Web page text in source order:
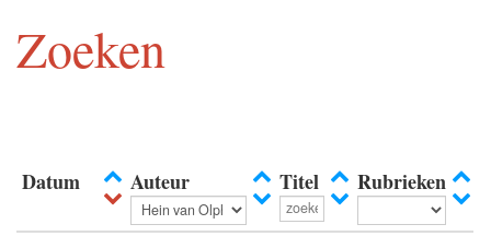
Zoeken
Datum Auteur Titel Rubrieken